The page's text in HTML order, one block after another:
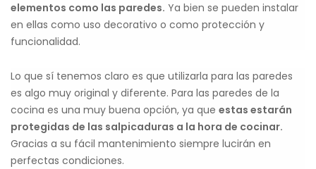
elementos como las paredes. Ya bien se pueden instalar
en ellas como uso decorativo o como protección y
funcionalidad.
Lo que sí tenemos claro es que utilizarla para las paredes
es algo muy original y diferente. Para las paredes de la
cocina es una muy buena opción, ya que estas estarán
protegidas de las salpicaduras a la hora de cocinar.
Gracias a su fácil mantenimiento siempre lucirán en
perfectas condiciones.